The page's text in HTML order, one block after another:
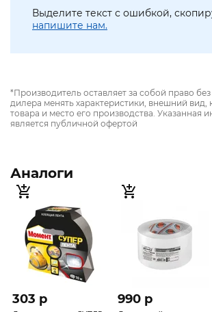
Выделите текст с ошибкой,
напишите нам.
*Производитель оставляет за собой право
дилера менять характеристики, внешний
товара и место его производства. Указанная
является публичной офертой
Аналоги
303 p 990 p